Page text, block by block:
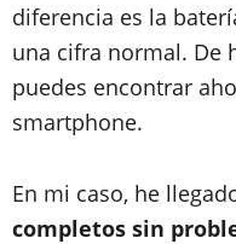
diferencia es la
una cifra normal. De
puedes encontrar
smartphone.
En mi caso, he
completos sin